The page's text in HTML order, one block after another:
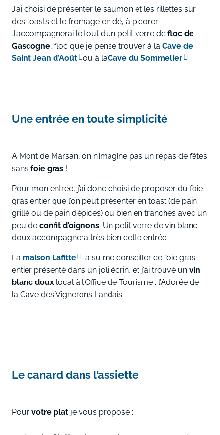
J’ai choisi de présenter le saumon et les rillettes sur
des toasts et le fromage en dé, à picorer.
J’accompagnerai le tout d’un petit verre de floc de
Gascogne, floc que je pense trouver à la Cave de
Saint Jean d’Août
ou à laCave du Sommelier
Une entrée en toute simplicité
A Mont de Marsan, on n’imagine pas un repas de fêtes
sans foie gras !
Pour mon entrée, j’ai donc choisi de proposer du foie
gras entier que l’on peut présenter en toast (de pain
grillé ou de pain d’épices) ou bien en tranches avec un
peu de confit d’oignons. Un petit verre de vin blanc
doux accompagnera très bien cette entrée.
La maison Lafitte
a su me conseiller ce foie gras
entier présenté dans un joli écrin, et j’ai trouvé un vin
blanc doux local à l’Office de Tourisme : l’Adorée de
la Cave des Vignerons Landais.
Le canard dans l’assiette
Pour votre plat je vous propose :